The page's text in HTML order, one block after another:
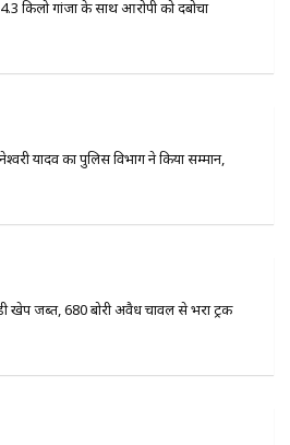
किलो गांजा के साथ आरोपी को दबोचा
यादव का पुलिस विभाग ने किया सम्मान,
खेप जब्त, 680 बोरी अवैध चावल से भरा ट्रक